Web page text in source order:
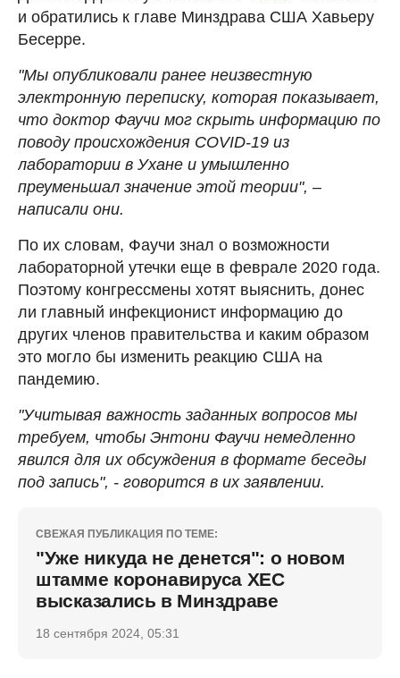
и обратились к главе Минздрава США Хавьеру
Бесерре.
"Мы опубликовали ранее неизвестную
электронную переписку, которая показывает,
что доктор Фаучи мог скрыть информацию по
поводу происхождения COVID-19 из
лаборатории в Ухане и умышленно
преуменьшал значение этой теории", –
написали они.
По их словам, Фаучи знал о возможности
лабораторной утечки еще в феврале 2020 года.
Поэтому конгрессмены хотят выяснить, донес
ли главный инфекционист информацию до
других членов правительства и каким образом
это могло бы изменить реакцию США на
пандемию.
"Учитывая важность заданных вопросов мы
требуем, чтобы Энтони Фаучи немедленно
явился для их обсуждения в формате беседы
под запись", - говорится в их заявлении.
СВЕЖАЯ ПУБЛИКАЦИЯ ПО ТЕМЕ:
"Уже никуда не денется": о новом
штамме коронавируса ХЕС
высказались в Минздраве
18 сентября 2024, 05:31